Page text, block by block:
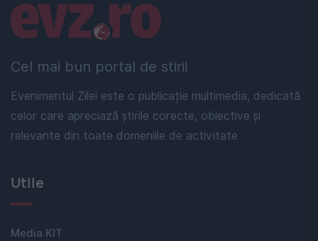
Cel mai bun portal de stiri!
Evenimentul Zilei este o publicație multimedia, dedicată
celor care apreciază știrile corecte, obiective și
relevante din toate domeniile de activitate
Linkuri utile
Utile
Media KIT